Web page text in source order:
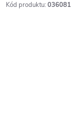
Kód produktu: 036081